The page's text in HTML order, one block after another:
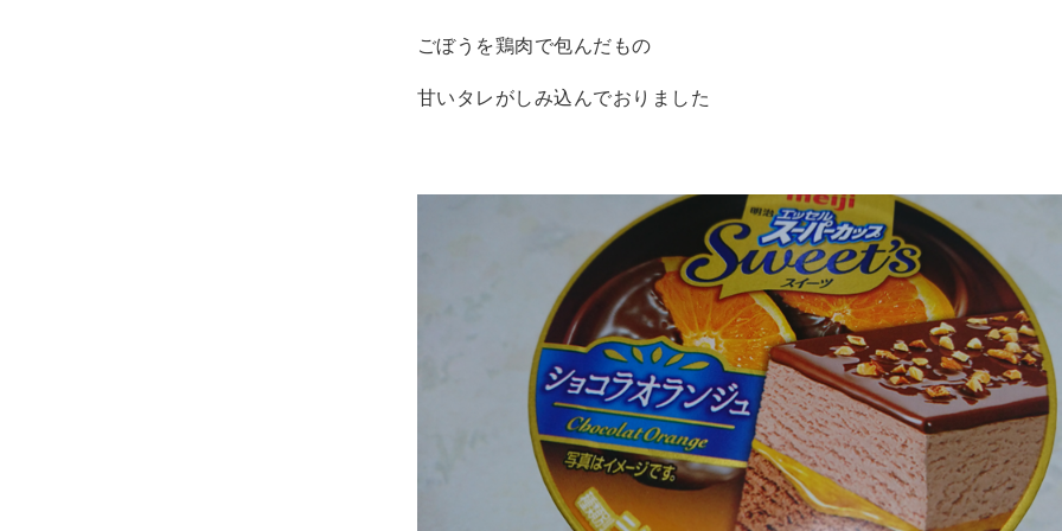
ごぼうを鶏肉で包んだもの
甘いタレがしみ込んでおりました